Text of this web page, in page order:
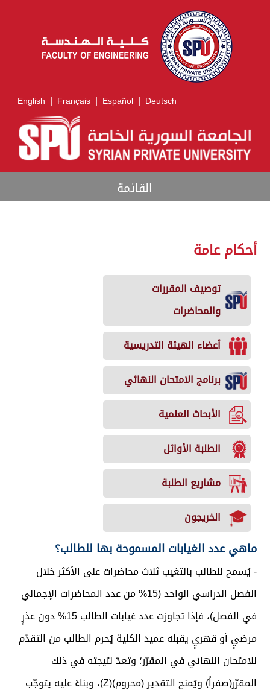
English | Français | Español | Deutsch
القائمة
أحكام عامة
توصيف المقررات
والمحاضرات
أعضاء الهيئة التدريسية
برنامج الامتحان النهائي
الأبحاث العلمية
الطلبة الأوائل
مشاريع الطلبة
الخريجون
ماهي عدد الغيابات المسموحة بها للطالب؟
- يُسمح للطالب بالتغيب ثلاث محاضرات على الأكثر خلال
الفصل الدراسي الواحد (15% من عدد المحاضرات الإجمالي
في الفصل)، فإذا تجاوزت عدد غيابات الطالب 15% دون عذرٍ
مرضيٍ أو قهريٍ يقبله عميد الكلية يُحرم الطالب من التقدّم
للامتحان النهائي في المقرّر؛ وتعدّ نتيجته في ذلك
المقرّر(صفراً) ويُمنح التقدير (محروم)(Z)، وبناءً عليه يتوجّب